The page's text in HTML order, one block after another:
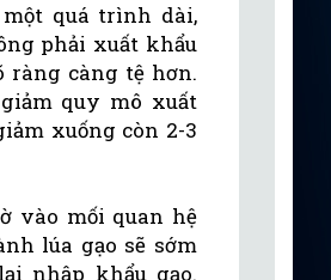
quá trình dài,
phải xuất khẩu
ràng càng tệ hơn.
quy mô xuất
xuống còn 2-3
vào mối quan hệ
lúa gạo sẽ sớm
nhập khẩu gạo.